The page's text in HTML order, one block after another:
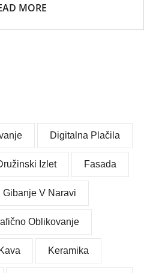
MORE
Digitalna Plačila
Izlet Fasada
Gibanje V Naravi
Oblikovanje
Kava Keramika